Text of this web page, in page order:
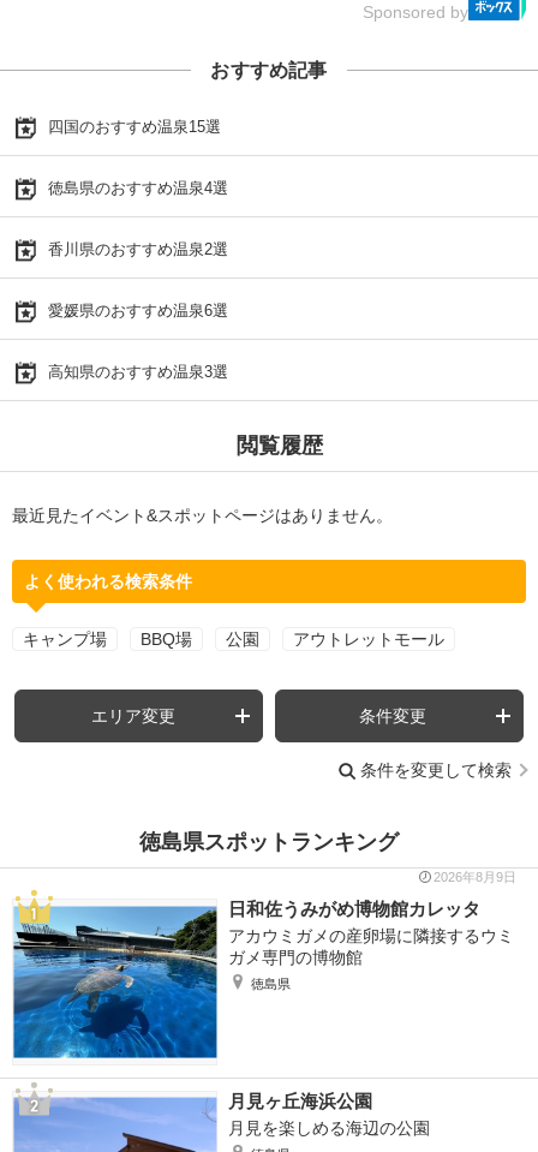
Sponsored by
おすすめ記事
四国のおすすめ温泉15選
徳島県のおすすめ温泉4選
香川県のおすすめ温泉2選
愛媛県のおすすめ温泉6選
高知県のおすすめ温泉3選
閲覧履歴
最近見たイベント&スポットページはありません。
よく使われる検索条件
キャンプ場 BBQ場 公園 アウトレットモール
エリア変更 条件変更
条件を変更して検索
徳島県スポットランキング
2026年8月9日
日和佐うみがめ博物館カレッタ
アカウミガメの産卵場に隣接するウミ
ガメ専門の博物館
徳島県
月見ヶ丘海浜公園
月見を楽しめる海辺の公園